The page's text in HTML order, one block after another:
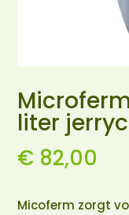
liter
€ 82,00
Micoferm zorgt